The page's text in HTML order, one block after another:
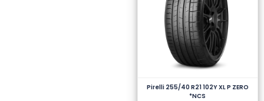
Pirelli 255/40 R21 102Y XL P ZERO
*NCS